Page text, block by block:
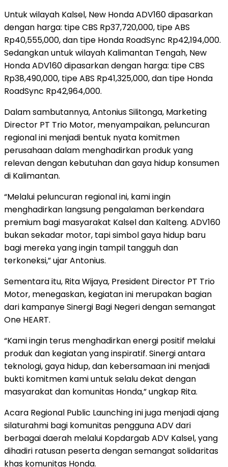
Untuk wilayah Kalsel, New Honda ADV160 dipasarkan
dengan harga: tipe CBS Rp37,720,000, tipe ABS
Rp40,555,000, dan tipe Honda RoadSync Rp42,194,000.
Sedangkan untuk wilayah Kalimantan Tengah, New
Honda ADV160 dipasarkan dengan harga: tipe CBS
Rp38,490,000, tipe ABS Rp41,325,000, dan tipe Honda
RoadSync Rp42,964,000.
Dalam sambutannya, Antonius Silitonga, Marketing
Director PT Trio Motor, menyampaikan, peluncuran
regional ini menjadi bentuk nyata komitmen
perusahaan dalam menghadirkan produk yang
relevan dengan kebutuhan dan gaya hidup konsumen
di Kalimantan.
“Melalui peluncuran regional ini, kami ingin
menghadirkan langsung pengalaman berkendara
premium bagi masyarakat Kalsel dan Kalteng. ADV160
bukan sekadar motor, tapi simbol gaya hidup baru
bagi mereka yang ingin tampil tangguh dan
terkoneksi,” ujar Antonius.
Sementara itu, Rita Wijaya, President Director PT Trio
Motor, menegaskan, kegiatan ini merupakan bagian
dari kampanye Sinergi Bagi Negeri dengan semangat
One HEART.
“Kami ingin terus menghadirkan energi positif melalui
produk dan kegiatan yang inspiratif. Sinergi antara
teknologi, gaya hidup, dan kebersamaan ini menjadi
bukti komitmen kami untuk selalu dekat dengan
masyarakat dan komunitas Honda,” ungkap Rita.
Acara Regional Public Launching ini juga menjadi ajang
silaturahmi bagi komunitas pengguna ADV dari
berbagai daerah melalui Kopdargab ADV Kalsel, yang
dihadiri ratusan peserta dengan semangat solidaritas
khas komunitas Honda.